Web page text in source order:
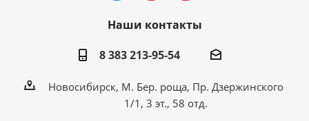
Наши контакты
8 383 213-95-54
Новосибирск, М. Бер. роща, Пр. Дзержинского
1/1, 3 эт., 58 отд.